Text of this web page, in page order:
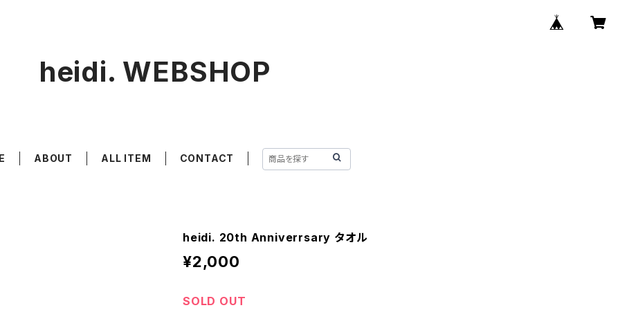
heidi. WEBSHOP
ABOUT ALL ITEM CONTACT
heidi. 20th Anniverrsary タオル
¥2,000
SOLD OUT